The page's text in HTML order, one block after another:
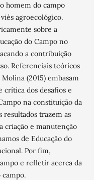
homem do campo
agroecológico.
sobre a
do Campo no
a contribuição
Referenciais teóricos
(2015) embasam
crítica dos desafios e
na constituição da
resultados trazem as
criação e manutenção
de Educação do
Por fim,
e refletir acerca da
campo.